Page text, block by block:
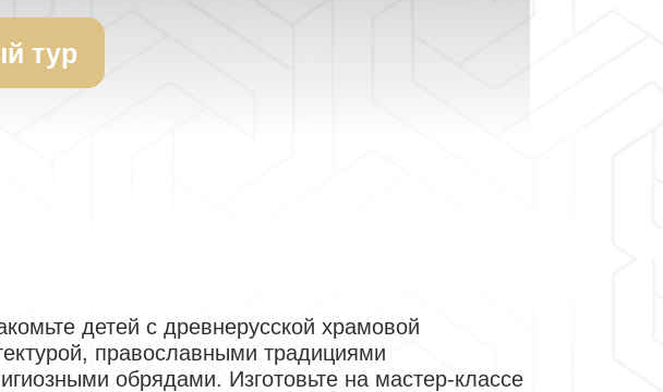
тур
детей с древнерусской храмовой
православными традициями
обрядами. Изготовьте на мастер-классе